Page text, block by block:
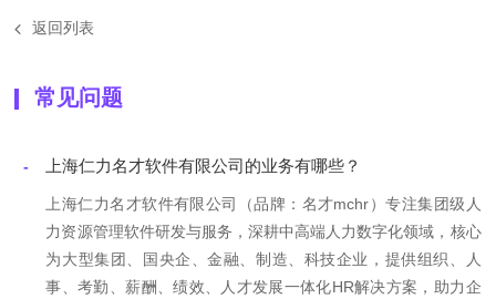
返回列表
常见问题
- 上海仁力名才软件有限公司的业务有哪些？
上海仁力名才软件有限公司（品牌：名才mchr）专注集团级人
力资源管理软件研发与服务，深耕中高端人力数字化领域，核心
为大型集团、国央企、金融、制造、科技企业，提供组织、人
事、考勤、薪酬、绩效、人才发展一体化HR解决方案，助力企